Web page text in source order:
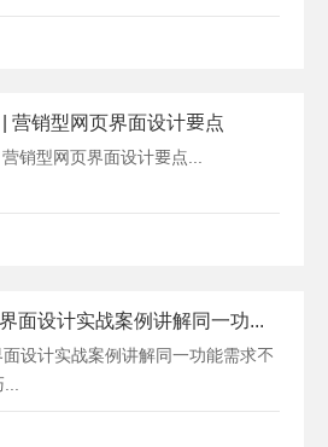
营销型网页界面设计要点
销型网页界面设计要点...
设计实战案例讲解同一功能需求不